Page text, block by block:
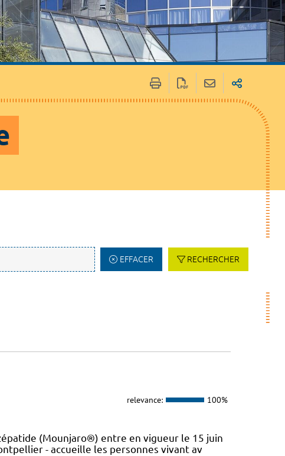
EFFACER RECHERCHER
relevance: 100%
(Mounjaro®) entre en vigueur le 15 juin
- accueille les personnes vivant av